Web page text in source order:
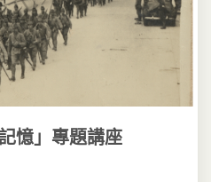
憶」專題講座